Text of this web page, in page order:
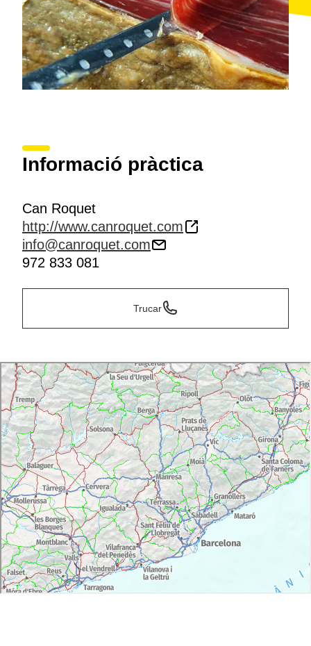
Informació pràctica
Can Roquet
http://www.canroquet.com
info@canroquet.com
972 833 081
Trucar